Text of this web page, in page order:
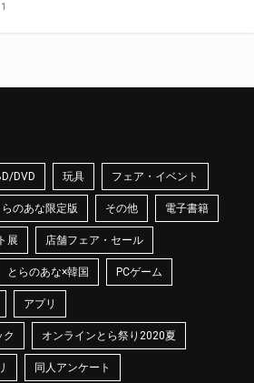
DVD 玩具 フェア・イベント
らのあな限定版 その他 電子書籍
展 店舗フェア・セール
とらのあな×韓国 PCゲーム
アプリ
ク オンラインとら祭り2020夏
同人アンケート